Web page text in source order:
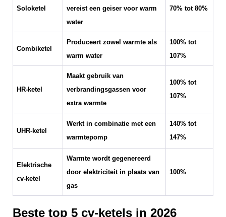
Soloketel
vereist een geiser voor warm
water
70% tot 80%
Combiketel
Produceert zowel warmte als
warm water
100% tot
107%
HR-ketel
Maakt gebruik van
verbrandingsgassen voor
extra warmte
100% tot
107%
UHR-ketel
Werkt in combinatie met een
warmtepomp
140% tot
147%
Elektrische
cv-ketel
Warmte wordt gegenereerd
door elektriciteit in plaats van
gas
100%
Beste top 5 cv-ketels in 2026